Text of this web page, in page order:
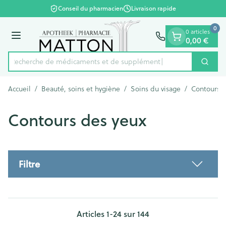
Aller au contenu
1 de 1Conseil du pharmacien Livraison rapide
Menu
Rechercher
Recherche de médicament
0 articles
0,00 €
0
Accueil / Beauté, soins et hygiène / Soins du visage / Contours
Contours des yeux
Filtre
Articles1-24sur144